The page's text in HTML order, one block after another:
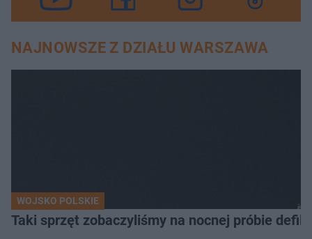
NAJNOWSZE Z DZIAŁU WARSZAWA
WOJSKO POLSKIE
Taki sprzęt zobaczyliśmy na nocnej próbie